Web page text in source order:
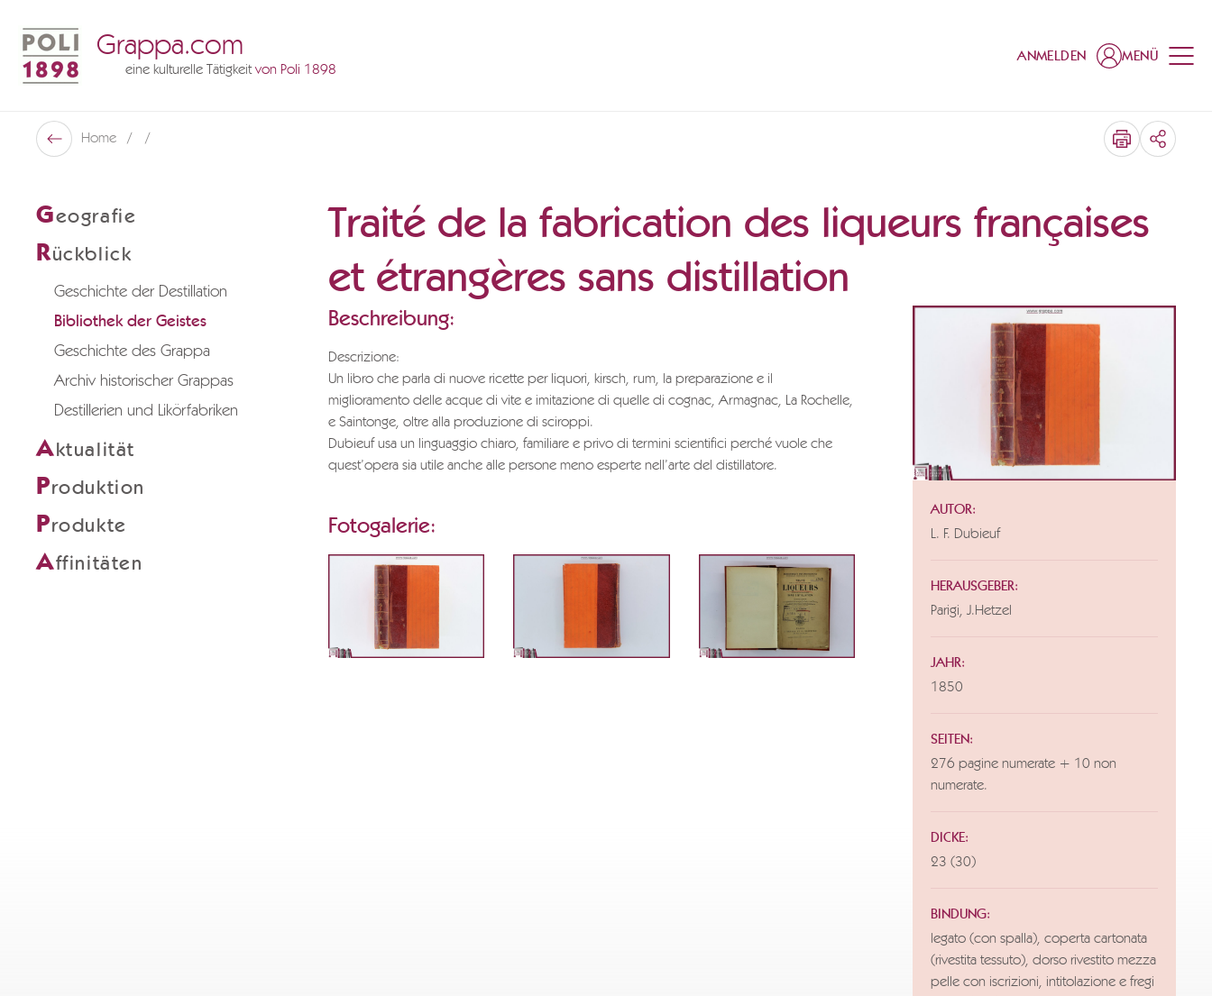
Grappa.com
eine kulturelle Tätigkeitvon Poli 1898
ANMELDEN MENÜ
Zurück
Home TEILEN
Geografie
Rückblick
Geschichte der Destillation
Bibliothek der Geistes
Geschichte des Grappa
Archiv historischer Grappas
Destillerien und Likörfabriken
A ktualität
Produktion
Produkte
Affinitäten
Traité de la fabrication des liqueurs françaises
et étrangères sans distillation
AUTOR:
L. F. Dubieuf
HERAUSGEBER:
Parigi, J.Hetzel
JAHR:
1850
SEITEN:
276 pagine numerate + 10 non
numerate.
DICKE:
23 (30)
BINDUNG:
legato (con spalla), coperta cartonata
(rivestita tessuto), dorso rivestito mezza
pelle con iscrizioni, intitolazione e fregi
Beschreibung:
Descrizione:
Un libro che parla di nuove ricette per liquori, kirsch, rum, la preparazione e il
miglioramento delle acque di vite e imitazione di quelle di cognac, Armagnac, La Rochelle,
e Saintonge, oltre alla produzione di sciroppi.
Dubieuf usa un linguaggio chiaro, familiare e privo di termini scientifici perché vuole che
quest’opera sia utile anche alle persone meno esperte nell’arte del distillatore.
Fotogalerie: